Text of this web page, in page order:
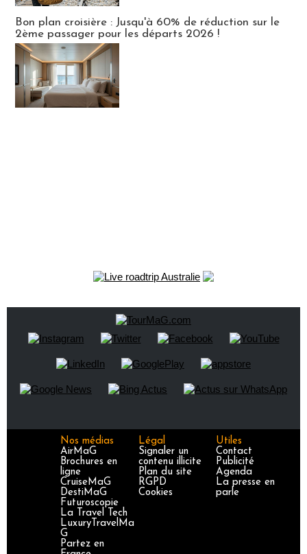
Bon plan croisière : Jusqu'à 60% de réduction sur le
2ème passager pour les départs 2026 !
Nos médias
AirMaG
Brochures en
ligne
CruiseMaG
DestiMaG
Futuroscopie
La Travel Tech
LuxuryTravelMa
G
Partez en
Légal
Signaler un
contenu illicite
Plan du site
RGPD
Cookies
Utiles
Contact
Publicité
Agenda
La presse en
parle